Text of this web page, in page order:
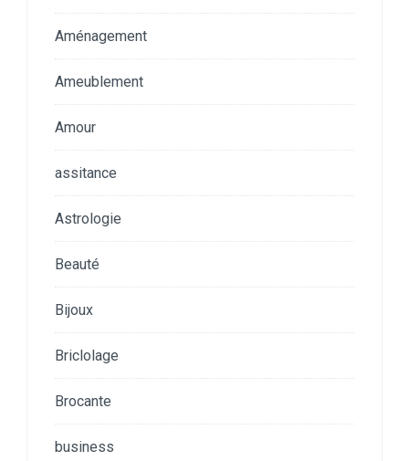
Aménagement
Ameublement
Amour
assitance
Astrologie
Beauté
Bijoux
Briclolage
Brocante
business